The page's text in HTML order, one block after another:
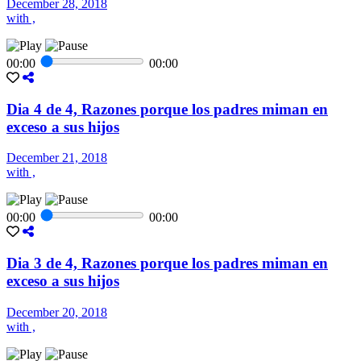
December 28, 2018
with ,
00:00 00:00
Dia 4 de 4, Razones porque los padres miman en
exceso a sus hijos
December 21, 2018
with ,
00:00 00:00
Dia 3 de 4, Razones porque los padres miman en
exceso a sus hijos
December 20, 2018
with ,